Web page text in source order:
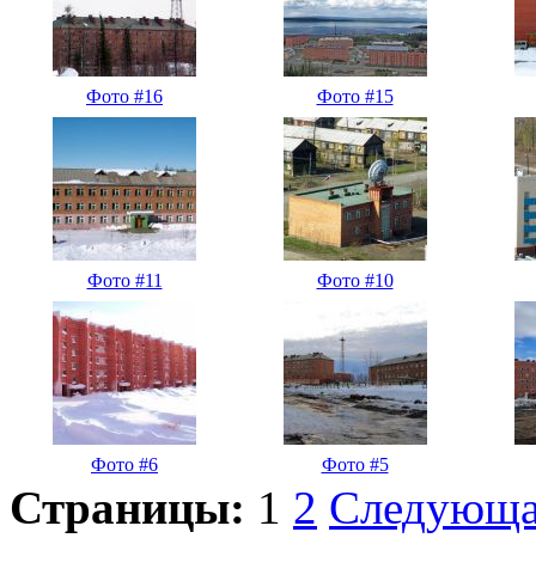
Фото #16 Фото #15
Фото #11 Фото #10
Фото #6 Фото #5
Страницы: 1 2